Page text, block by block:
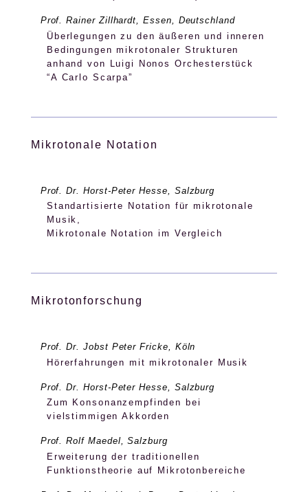
Prof. Rainer Zillhardt, Essen, Deutschland
Überlegungen zu den äußeren und inneren
Bedingungen mikrotonaler Strukturen
anhand von Luigi Nonos Orchesterstück
“A Carlo Scarpa”
Mikrotonale Notation
Prof. Dr. Horst-Peter Hesse, Salzburg
Standartisierte Notation für mikrotonale
Musik,
Mikrotonale Notation im Vergleich
Mikrotonforschung
Prof. Dr. Jobst Peter Fricke, Köln
Hörerfahrungen mit mikrotonaler Musik
Prof. Dr. Horst-Peter Hesse, Salzburg
Zum Konsonanzempfinden bei
vielstimmigen Akkorden
Prof. Rolf Maedel, Salzburg
Erweiterung der traditionellen
Funktionstheorie auf Mikrotonbereiche